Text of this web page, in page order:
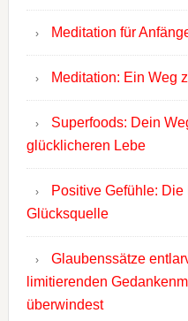
Meditation für
Meditation: Ein Weg
Superfoods: Dein
glücklicheren Lebe
Positive Gefühle: Die
Glücksquelle
Glaubenssätze
limitierenden
überwindest